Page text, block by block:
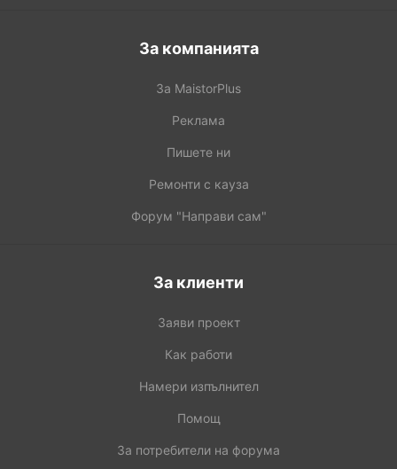
За компанията
За MaistorPlus
Реклама
Пишете ни
Ремонти с кауза
Форум "Направи сам"
За клиенти
Заяви проект
Как работи
Намери изпълнител
Помощ
За потребители на форума